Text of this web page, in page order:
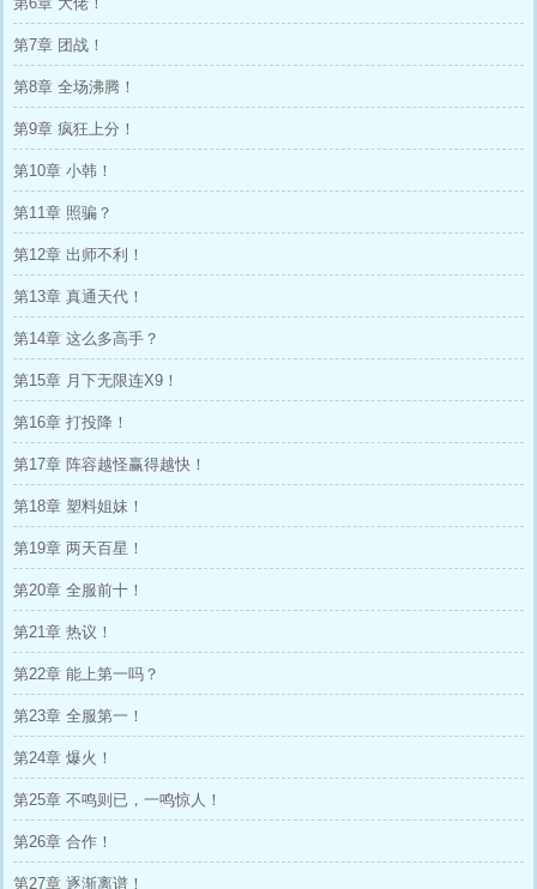
第7章 团战！
第8章 全场沸腾！
第9章 疯狂上分！
第10章 小韩！
第11章 照骗？
第12章 出师不利！
第13章 真通天代！
第14章 这么多高手？
第15章 月下无限连X9！
第16章 打投降！
第17章 阵容越怪赢得越快！
第18章 塑料姐妹！
第19章 两天百星！
第20章 全服前十！
第21章 热议！
第22章 能上第一吗？
第23章 全服第一！
第24章 爆火！
第25章 不鸣则已，一鸣惊人！
第26章 合作！
第27章 逐渐离谱！